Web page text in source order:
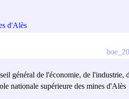
d'Alès
général de l'économie, de l'industrie,
nationale supérieure des mines d'Alès